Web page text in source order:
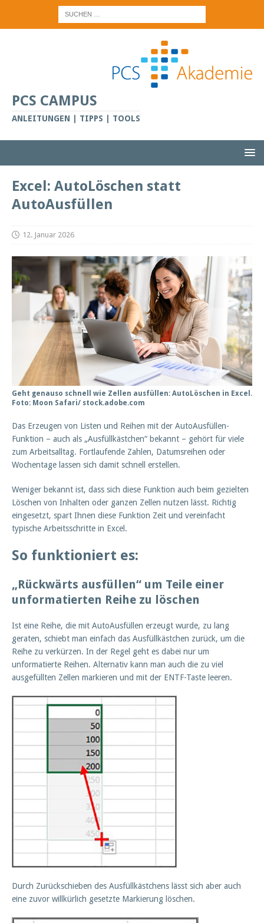
PCS CAMPUS
ANLEITUNGEN | TIPPS | TOOLS
Excel: AutoLöschen statt
AutoAusfüllen
12. Januar 2026
Geht genauso schnell wie Zellen ausfüllen: AutoLöschen in Excel.
Foto: Moon Safari/ stock.adobe.com
Das Erzeugen von Listen und Reihen mit der AutoAusfüllen-
Funktion – auch als „Ausfüllkästchen“ bekannt – gehört für viele
zum Arbeitsalltag. Fortlaufende Zahlen, Datumsreihen oder
Wochentage lassen sich damit schnell erstellen.
Weniger bekannt ist, dass sich diese Funktion auch beim gezielten
Löschen von Inhalten oder ganzen Zellen nutzen lässt. Richtig
eingesetzt, spart Ihnen diese Funktion Zeit und vereinfacht
typische Arbeitsschritte in Excel.
So funktioniert es:
„Rückwärts ausfüllen“ um Teile einer
unformatierten Reihe zu löschen
Ist eine Reihe, die mit AutoAusfüllen erzeugt wurde, zu lang
geraten, schiebt man einfach das Ausfüllkästchen zurück, um die
Reihe zu verkürzen. In der Regel geht es dabei nur um
unformatierte Reihen. Alternativ kann man auch die zu viel
ausgefüllten Zellen markieren und mit der ENTF-Taste leeren.
Durch Zurückschieben des Ausfüllkästchens lässt sich aber auch
eine zuvor willkürlich gesetzte Markierung löschen.